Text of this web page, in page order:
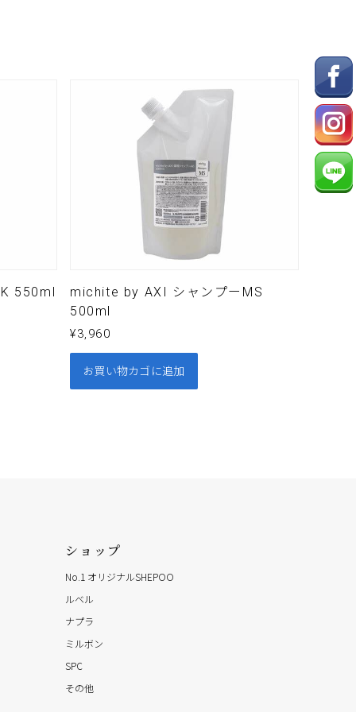
550ml
michite by AXI シャンプーMS
500ml
¥3,960
お買い物カゴに追加
ショップ
No.1 オリジナルSHEPOO
ルベル
ナプラ
ミルボン
SPC
その他